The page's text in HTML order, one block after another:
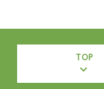
TOP